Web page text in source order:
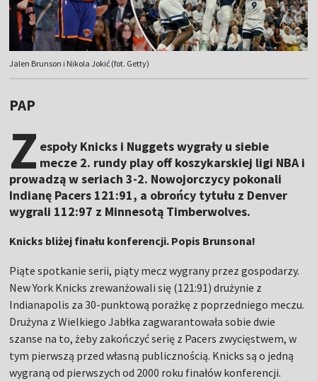
Jalen Brunson i Nikola Jokić (fot. Getty)
PAP
Z espoły Knicks i Nuggets wygrały u siebie
mecze 2. rundy play off koszykarskiej ligi NBA i
prowadzą w seriach 3-2. Nowojorczycy pokonali
Indianę Pacers 121:91, a obrońcy tytułu z Denver
wygrali 112:97 z Minnesotą Timberwolves.
Knicks bliżej finału konferencji. Popis Brunsona!
Piąte spotkanie serii, piąty mecz wygrany przez gospodarzy.
New York Knicks zrewanżowali się (121:91) drużynie z
Indianapolis za 30-punktową porażkę z poprzedniego meczu.
Drużyna z Wielkiego Jabłka zagwarantowała sobie dwie
szanse na to, żeby zakończyć serię z Pacers zwycięstwem, w
tym pierwszą przed własną publicznością. Knicks są o jedną
wygraną od pierwszych od 2000 roku finałów konferencji.